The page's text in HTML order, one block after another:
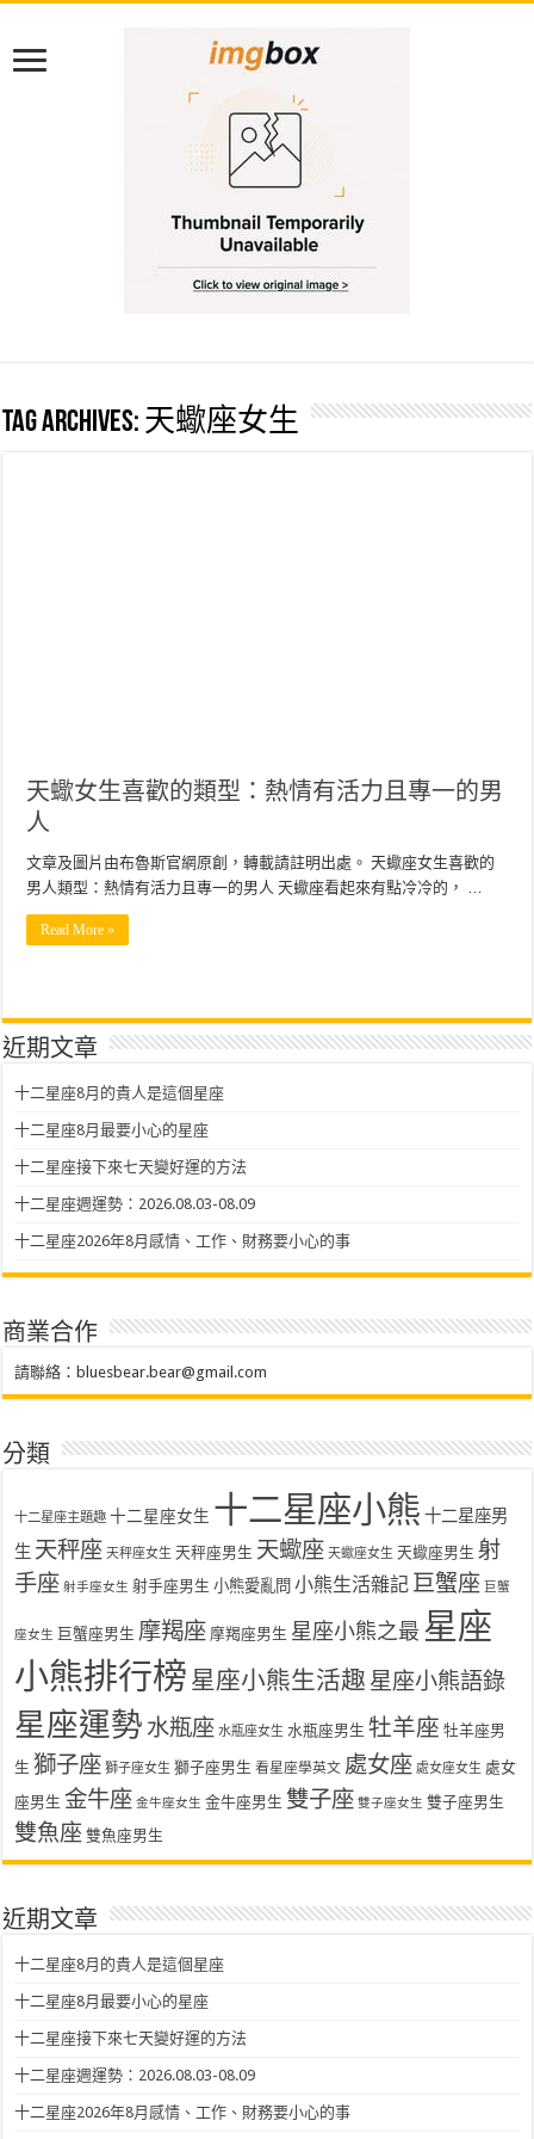
Tag Archives: 天蠍座女生
天蠍女生喜歡的類型：熱情有活力且專一的男
人
文章及圖片由布魯斯官網原創，轉載請註明出處。 天蠍座女生喜歡的
男人類型：熱情有活力且專一的男人 天蠍座看起來有點冷冷的， …
Read More »
近期文章
十二星座8月的貴人是這個星座
十二星座8月最要小心的星座
十二星座接下來七天變好運的方法
十二星座週運勢：2026.08.03-08.09
十二星座2026年8月感情、工作、財務要小心的事
商業合作
請聯絡： bluesbear.bear@gmail.com
分類
十二星座主題趣 十二星座女生 十二星座小熊 十二星座男
生 天秤座 天秤座女生 天秤座男生 天蠍座 天蠍座女生 天蠍座男生 射
手座 射手座女生 射手座男生 小熊愛亂問 小熊生活雜記 巨蟹座 巨蟹
座女生 巨蟹座男生 摩羯座 摩羯座男生 星座小熊之最 星座
小熊排行榜 星座小熊生活趣 星座小熊語錄
星座運勢 水瓶座 水瓶座女生 水瓶座男生 牡羊座 牡羊座男
生 獅子座 獅子座女生 獅子座男生 看星座學英文 處女座 處女座女生 處女
座男生 金牛座 金牛座女生 金牛座男生 雙子座 雙子座女生 雙子座男生
雙魚座 雙魚座男生
近期文章
十二星座8月的貴人是這個星座
十二星座8月最要小心的星座
十二星座接下來七天變好運的方法
十二星座週運勢：2026.08.03-08.09
十二星座2026年8月感情、工作、財務要小心的事